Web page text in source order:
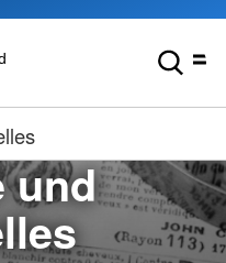
und